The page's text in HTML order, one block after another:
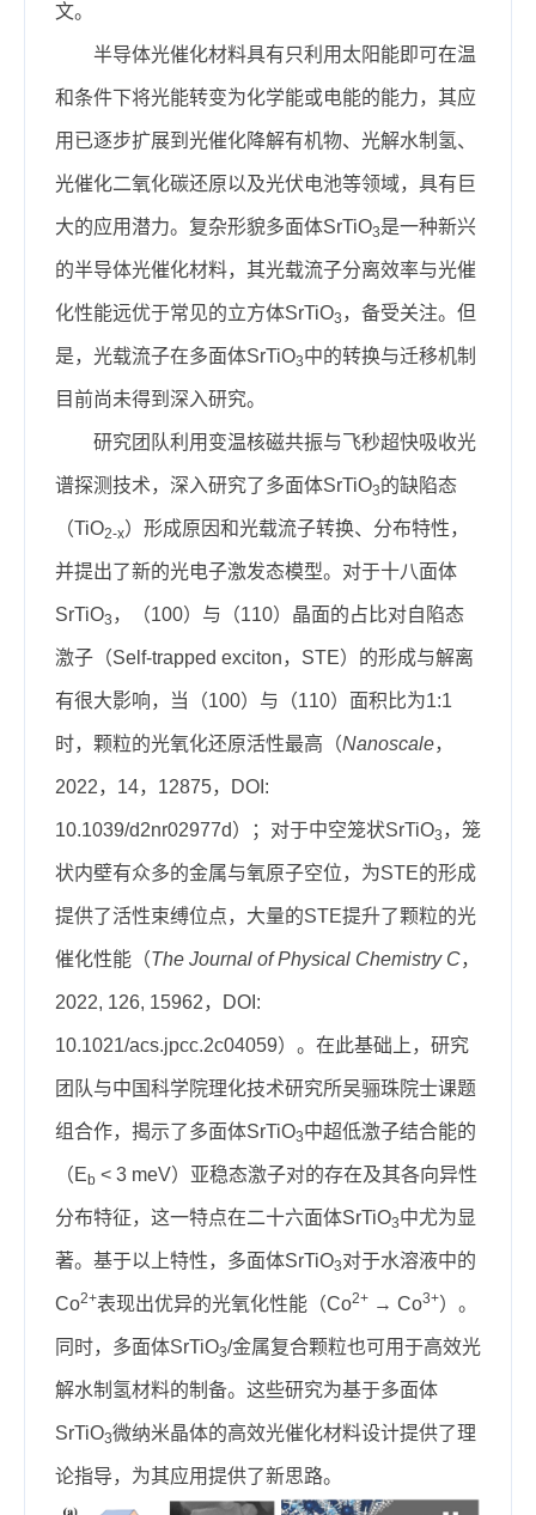
文。
半导体光催化材料具有只利用太阳能即可在温
和条件下将光能转变为化学能或电能的能力，其应
用已逐步扩展到光催化降解有机物、光解水制氢、
光催化二氧化碳还原以及光伏电池等领域，具有巨
大的应用潜力。复杂形貌多面体SrTiO3是一种新兴
的半导体光催化材料，其光载流子分离效率与光催
化性能远优于常见的立方体SrTiO3 ，备受关注。但
是，光载流子在多面体SrTiO3中的转换与迁移机制
目前尚未得到深入研究。
研究团队利用变温核磁共振与飞秒超快吸收光
谱探测技术，深入研究了多面体SrTiO3的缺陷态
（TiO2-x）形成原因和光载流子转换、分布特性，
并提出了新的光电子激发态模型。对于十八面体
SrTiO3 ，（100）与（110）晶面的占比对自陷态
激子（Self-trapped exciton，STE）的形成与解离
有很大影响，当（100）与（110）面积比为1:1
时，颗粒的光氧化还原活性最高（Nanoscale，
2022，14，12875，DOI:
10.1039/d2nr02977d）；对于中空笼状SrTiO3 ，笼
状内壁有众多的金属与氧原子空位，为STE的形成
提供了活性束缚位点，大量的STE提升了颗粒的光
催化性能（The Journal of Physical Chemistry C，
2022, 126, 15962，DOI:
10.1021/acs.jpcc.2c04059）。在此基础上，研究
团队与中国科学院理化技术研究所吴骊珠院士课题
组合作，揭示了多面体SrTiO3中超低激子结合能的
（Eb < 3 meV）亚稳态激子对的存在及其各向异性
分布特征，这一特点在二十六面体SrTiO3中尤为显
著。基于以上特性，多面体SrTiO3对于水溶液中的
Co2+表现出优异的光氧化性能（Co2+ → Co3+）。
同时，多面体SrTiO3/金属复合颗粒也可用于高效光
解水制氢材料的制备。这些研究为基于多面体
SrTiO3微纳米晶体的高效光催化材料设计提供了理
论指导，为其应用提供了新思路。